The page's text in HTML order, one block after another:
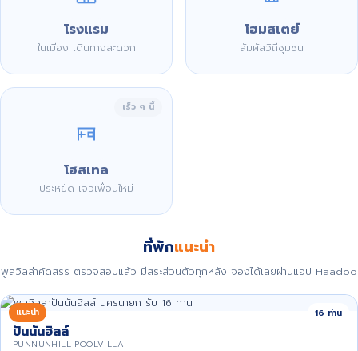
โรงแรม
ในเมือง เดินทางสะดวก
โฮมสเตย์
สัมผัสวิถีชุมชน
เร็ว ๆ นี้
โฮสเทล
ประหยัด เจอเพื่อนใหม่
ที่พักแนะนำ
พูลวิลล่าคัดสรร ตรวจสอบแล้ว มีสระส่วนตัวทุกหลัง จองได้เลยผ่านแอป Haadoo
แนะนำ 16 ท่าน
ปันนันฮิลล์
PUNNUNHILL POOLVILLA